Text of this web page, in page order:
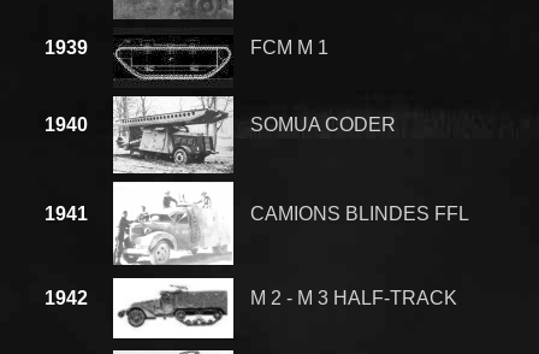
1939 FCM M 1
1940 SOMUA CODER
1941 CAMIONS BLINDES FFL
1942 M 2 - M 3 HALF-TRACK